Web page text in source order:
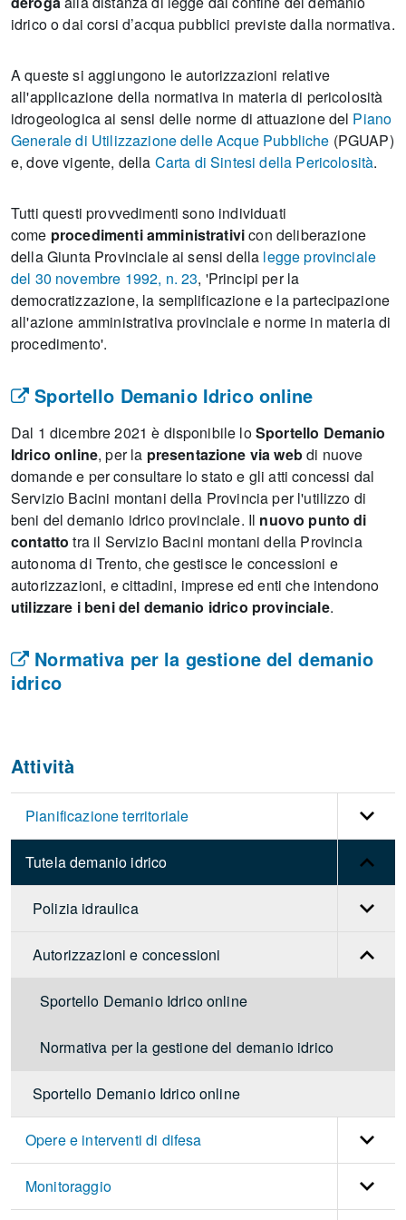
idrico o dai corsi d’acqua pubblici previste dalla normativa.
A queste si aggiungono le autorizzazioni relative
all'applicazione della normativa in materia di pericolosità
idrogeologica ai sensi delle norme di attuazione del Piano
Generale di Utilizzazione delle Acque Pubbliche (PGUAP)
e, dove vigente, della Carta di Sintesi della Pericolosità.
Tutti questi provvedimenti sono individuati
come procedimenti amministrativicon deliberazione
della Giunta Provinciale ai sensi della legge provinciale
del 30 novembre 1992, n. 23, 'Principi per la
democratizzazione, la semplificazione e la partecipazione
all'azione amministrativa provinciale e norme in materia di
procedimento'.
Sportello Demanio Idrico online
Dal 1 dicembre 2021 è disponibile loSportello Demanio
Idrico online, per la presentazione via webdi nuove
domande e per consultare lo stato e gli atti concessi dal
Servizio Bacini montani della Provincia per l'utilizzo di
beni del demanio idrico provinciale. Il nuovo punto di
contatto tra il Servizio Bacini montani della Provincia
autonoma di Trento, che gestisce le concessioni e
autorizzazioni, e cittadini, imprese ed enti che intendono
utilizzare i beni del demanio idrico provinciale.
Normativa per la gestione del demanio
idrico
Attività
Pianificazione territoriale
Tutela demanio idrico
Polizia idraulica
Autorizzazioni e concessioni
Sportello Demanio Idrico online
Normativa per la gestione del demanio idrico
Sportello Demanio Idrico online
Opere e interventi di difesa
Monitoraggio